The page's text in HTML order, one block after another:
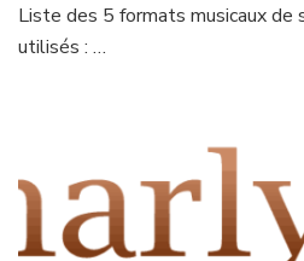
Liste des 5 formats musicaux de
utilisés : …